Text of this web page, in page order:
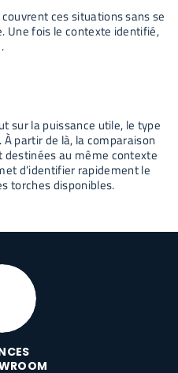
ces situations sans se
Une fois le contexte identifié,
sur la puissance utile, le type
partir de là, la comparaison
au même contexte
d’identifier rapidement le
torches disponibles.